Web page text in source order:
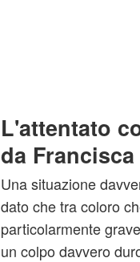
L'attentato
da Francisca
Una situazione
dato che tra coloro
particolarmente
un colpo davvero